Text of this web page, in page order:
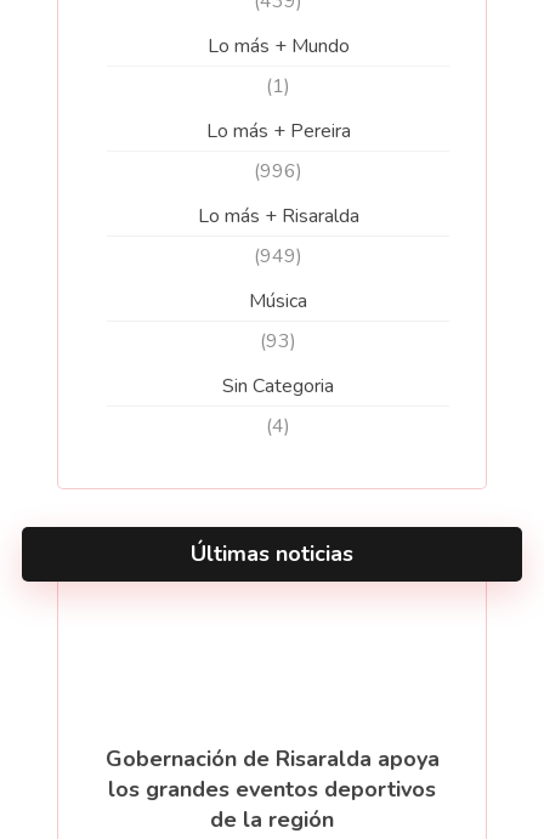
Lo más + Mundo
(1)
Lo más + Pereira
(996)
Lo más + Risaralda
(949)
Música
(93)
Sin Categoria
(4)
Últimas noticias
Gobernación de Risaralda apoya
los grandes eventos deportivos
de la región